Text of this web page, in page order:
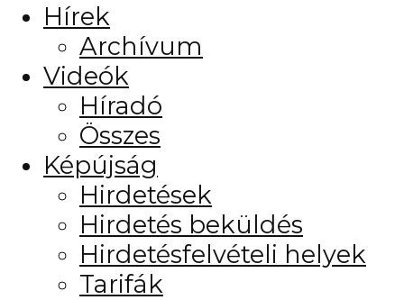
Hírek
Archívum
Videók
Híradó
Összes
Képújság
Hirdetések
Hirdetés beküldés
Hirdetésfelvételi helyek
Tarifák